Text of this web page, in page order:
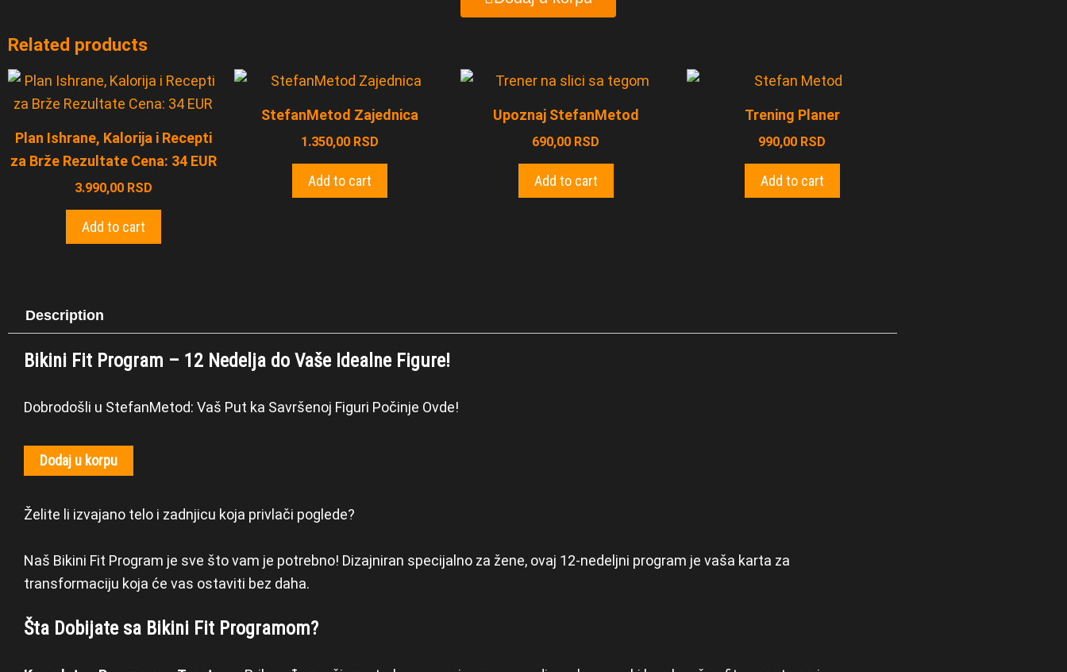
Related products
Plan Ishrane, Kalorija i Recepti
za Brže Rezultate Cena: 34 EUR
3.990,00 RSD
Add to cart
StefanMetod Zajednica
1.350,00 RSD
Add to cart
Upoznaj StefanMetod
690,00 RSD
Add to cart
Trening Planer
990,00 RSD
Add to cart
Description
Bikini Fit Program – 12 Nedelja do Vaše Idealne Figure!
Dobrodošli u StefanMetod: Vaš Put ka Savršenoj Figuri Počinje Ovde!
Dodaj u korpu
Želite li izvajano telo i zadnjicu koja privlači poglede?
Naš Bikini Fit Program je sve što vam je potrebno! Dizajniran specijalno za žene, ovaj 12-nedeljni program je vaša karta za
transformaciju koja će vas ostaviti bez daha.
Šta Dobijate sa Bikini Fit Programom?